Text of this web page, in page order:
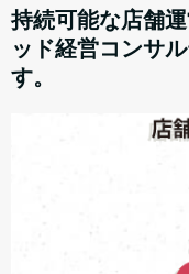
持続可能な店舗
ッド経営コンサ
す。